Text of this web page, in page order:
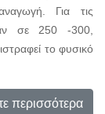
Για τις
σε 250 -300,
το φυσικό
περισσότερα